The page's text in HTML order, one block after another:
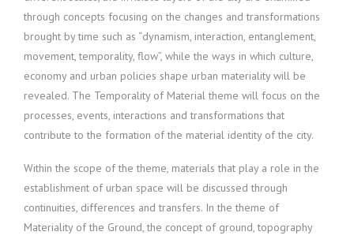
through concepts focusing on the changes and transformations
brought by time such as “dynamism, interaction, entanglement,
movement, temporality, flow”, while the ways in which culture,
economy and urban policies shape urban materiality will be
revealed. The Temporality of Material theme will focus on the
processes, events, interactions and transformations that
contribute to the formation of the material identity of the city.
Within the scope of the theme, materials that play a role in the
establishment of urban space will be discussed through
continuities, differences and transfers. In the theme of
Materiality of the Ground, the concept of ground, topography